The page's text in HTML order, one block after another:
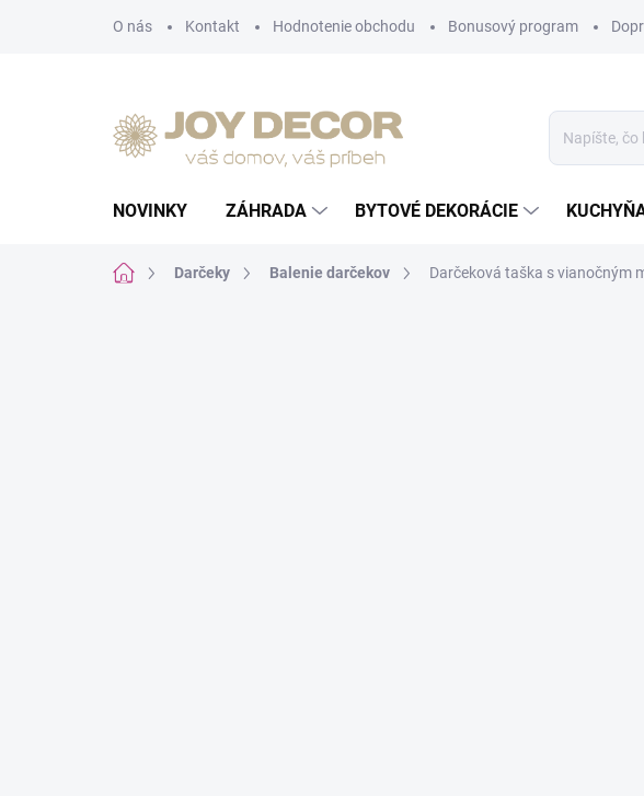
O nás Kontakt Hodnotenie obchodu Bonusový program
NOVINKY ZÁHRADA BYTOVÉ DEKORÁCIE
DomovDarčeky Balenie darčekov Darčeková taška s vianočným